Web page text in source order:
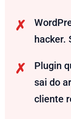
hacker.
Plugin
sai do
cliente